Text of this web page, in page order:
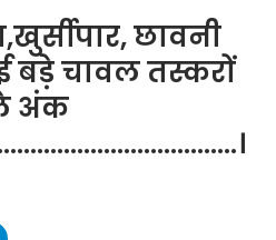
छावनी
चावल तस्करों
अंक